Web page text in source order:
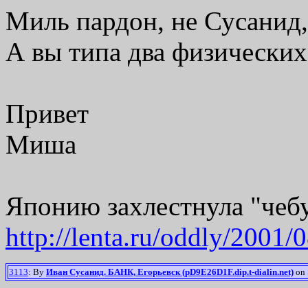
Миль пардон, не
А вы типа два
Привет
Миша
Японию захлестнула
http://lenta.ru/oddly/2001/
3113: By Иван Сусанид. БАНК, Егорьевск (pD9E26D1F.dip.t-dialin.net) on